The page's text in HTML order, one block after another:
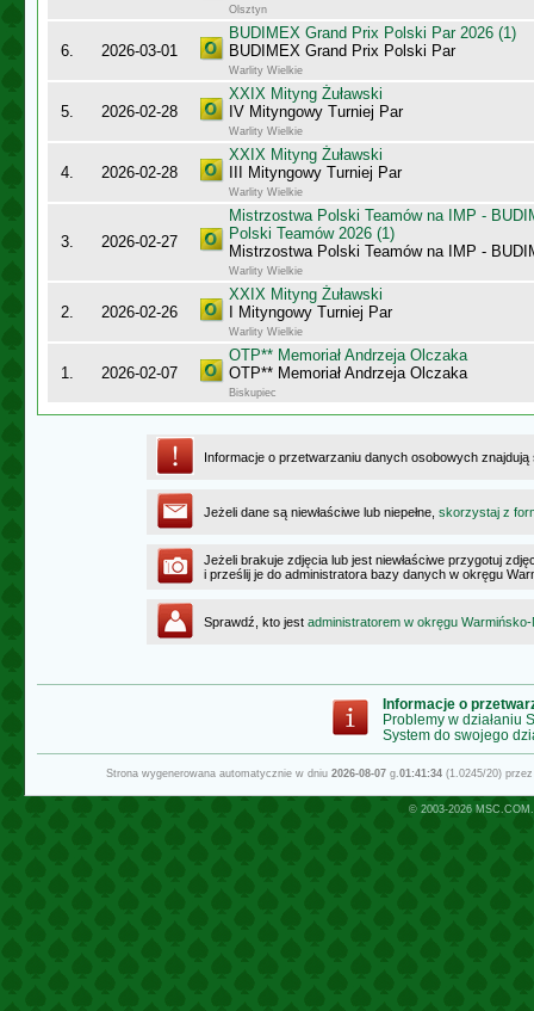
Olsztyn
6. 2026-03-01
BUDIMEX Grand Prix Polski Par 2026 (1)
BUDIMEX Grand Prix Polski Par
Warlity Wielkie
5. 2026-02-28
XXIX Mityng Żuławski
IV Mityngowy Turniej Par
Warlity Wielkie
4. 2026-02-28
XXIX Mityng Żuławski
III Mityngowy Turniej Par
Warlity Wielkie
3. 2026-02-27
Mistrzostwa Polski Teamów na IMP -
Polski Teamów 2026 (1)
Mistrzostwa Polski Teamów na IMP -
Warlity Wielkie
2. 2026-02-26
XXIX Mityng Żuławski
I Mityngowy Turniej Par
Warlity Wielkie
1. 2026-02-07
OTP** Memoriał Andrzeja Olczaka
OTP** Memoriał Andrzeja Olczaka
Biskupiec
Informacje o przetwarzaniu danych osobowych
Jeżeli dane są niewłaściwe lub niepełne, skorzystaj z
Jeżeli brakuje zdjęcia lub jest niewłaściwe przygotuj
i prześlij je do administratora bazy danych w okręgu
Sprawdź, kto jest administratorem w okręgu
Informacje o
Problemy w działaniu
System do swojego
Strona wygenerowana automatycznie w dniu 2026-08-07g.01:41:34(1.0245/20)
© 2003-2026